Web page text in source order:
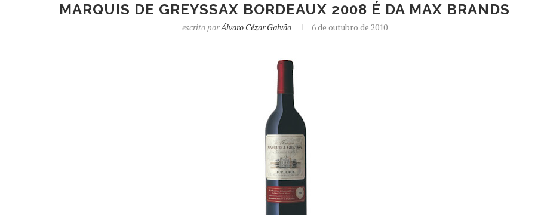
MARQUIS DE GREYSSAX BORDEAUX 2008 É DA MAX BRANDS
escrito porÁlvaro Cézar Galvão 6 de outubro de 2010